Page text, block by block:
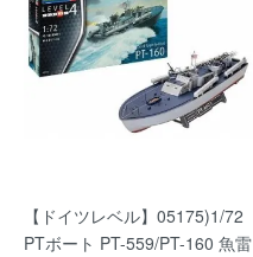
【ドイツレベル】05175)1/72
PTボート PT-559/PT-160 魚雷